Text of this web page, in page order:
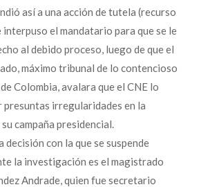
así a una acción de tutela (recurso
interpuso el mandatario para que se le
al debido proceso, luego de que el
máximo tribunal de lo contencioso
Colombia, avalara que el CNE lo
irregularidades en la
campaña presidencial.
decisión con la que se suspende
la investigación es el magistrado
Andrade, quien fue secretario